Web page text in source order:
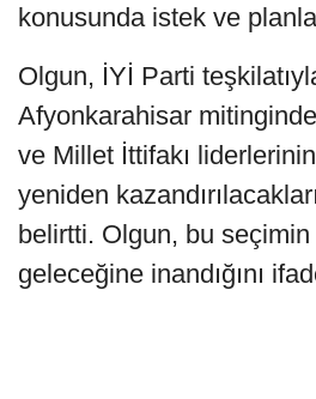
konusunda istek ve
Olgun, İYİ Parti
Afyonkarahisar mitinginde
ve Millet İttifakı
yeniden
belirtti. Olgun, bu
geleceğine inandığını